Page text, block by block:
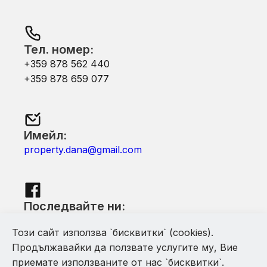
Тел. номер:
+359 878 562 440
+359 878 659 077
Имейл:
property.dana@gmail.com
Последвайте ни:
Този сайт използва `бисквитки` (cookies).
Продължавайки да ползвате услугите му, Вие
приемате използваните от нас `бисквитки`.